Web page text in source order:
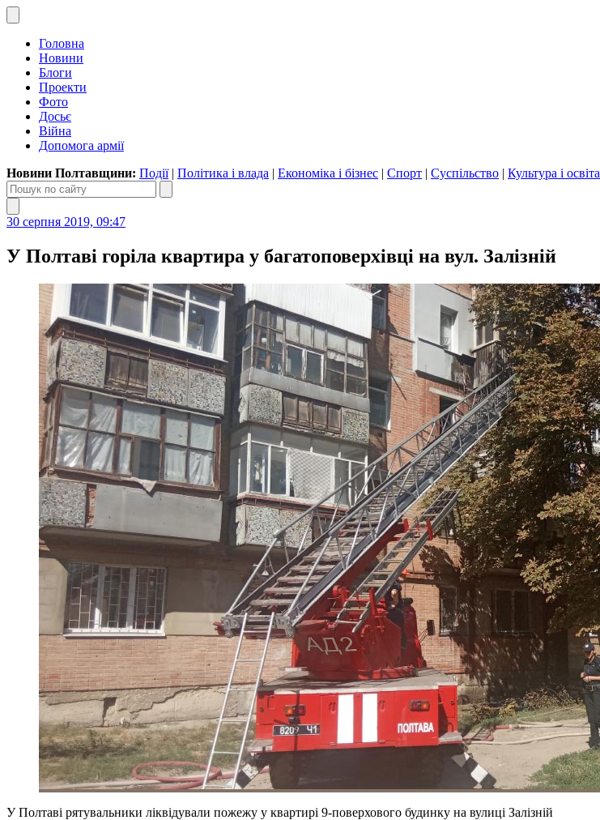
Головна
Новини
Блоги
Проекти
Фото
Досьє
Війна
Допомога армії
Новини Полтавщини: Події| Політика і влада | Економіка і бізнес | Спорт | Суспільство | Культура і освіта
30 серпня 2019, 09:47
У Полтаві горіла квартира у багатоповерхівці на вул. Залізній
У Полтаві рятувальники ліквідували пожежу у квартирі 9-поверхового будинку на вулиці Залізній